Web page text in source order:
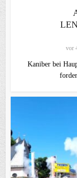
vor
Kaniber bei